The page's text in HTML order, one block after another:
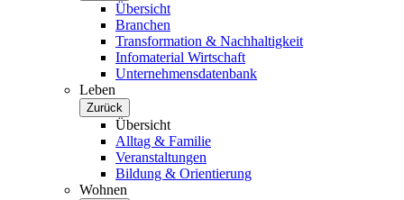
Übersicht
Branchen
Transformation & Nachhaltigkeit
Infomaterial Wirtschaft
Unternehmensdatenbank
Leben
Zurück
Übersicht
Alltag & Familie
Veranstaltungen
Bildung & Orientierung
Wohnen